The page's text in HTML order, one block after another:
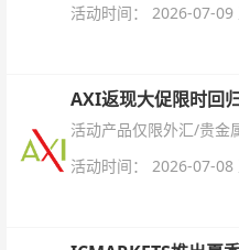
活动时间： 2026-07-
AXI返现大促限时回
活动产品仅限外汇/贵金
活动时间： 2026-07-